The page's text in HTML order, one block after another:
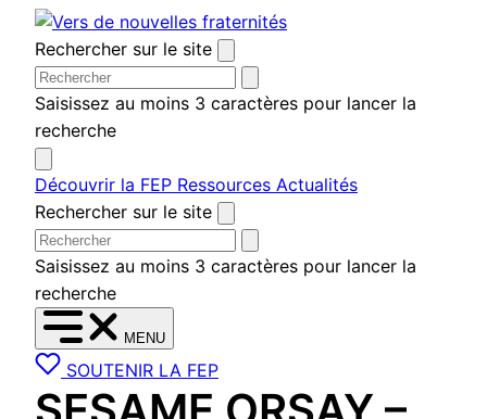
Aller
au
contenu
Rechercher sur le site
Saisissez au moins 3 caractères pour lancer la
recherche
Découvrir la FEP Ressources Actualités
Rechercher sur le site
Saisissez au moins 3 caractères pour lancer la
recherche
MENU
SOUTENIR LA FEP